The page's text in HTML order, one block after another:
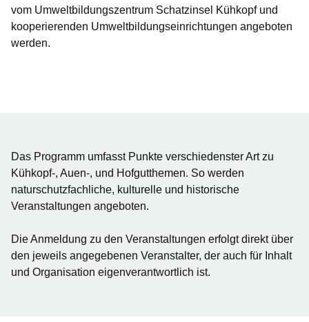
vom Umweltbildungszentrum Schatzinsel Kühkopf und
kooperierenden Umweltbildungseinrichtungen angeboten
werden.
Das Programm umfasst Punkte verschiedenster Art zu
Kühkopf-, Auen-, und Hofgutthemen. So werden
naturschutzfachliche, kulturelle und historische
Veranstaltungen angeboten.
Die Anmeldung zu den Veranstaltungen erfolgt direkt über
den jeweils angegebenen Veranstalter, der auch für Inhalt
und Organisation eigenverantwortlich ist.